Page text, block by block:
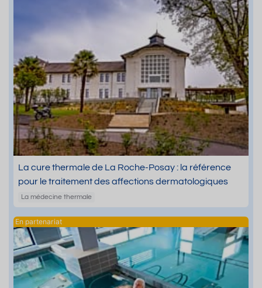
La cure thermale de La Roche-Posay : la référence
pour le traitement des affections dermatologiques
La médecine thermale